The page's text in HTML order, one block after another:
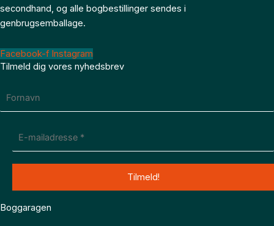
secondhand, og alle bogbestillinger sendes i
genbrugsemballage.
Facebook-f Instagram
Tilmeld dig vores nyhedsbrev
Boggaragen